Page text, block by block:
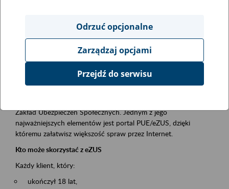
obsługa klientów
Event description
Platforma Usług Elektronicznych ZUS eZUS
Zakład Ubezpieczeń Społecznych. Jednym z jego
najważniejszych elementów jest portal PUE/eZUS, dzięki
któremu załatwisz większość spraw przez Internet.
Kto może skorzystać z eZUS
Każdy klient, który:
ukończył 18 lat,
Odrzuć opcjonalne
Zarządzaj opcjami
Przejdź do serwisu